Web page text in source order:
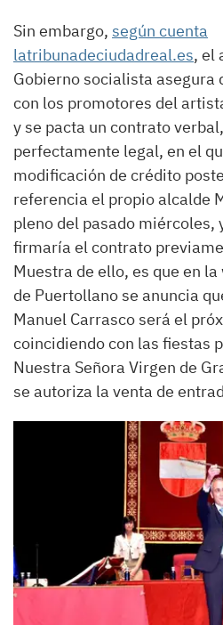
Sin embargo, según cuenta
latribunadeciudadreal.es, el
Gobierno socialista asegura
con los promotores del
y se pacta un contrato
perfectamente legal, en el
modificación de crédito
referencia el propio alcalde
pleno del pasado miércoles,
firmaría el contrato
Muestra de ello, es que en
de Puertollano se anuncia
Manuel Carrasco será el
coincidiendo con las fiestas
Nuestra Señora Virgen de
se autoriza la venta de